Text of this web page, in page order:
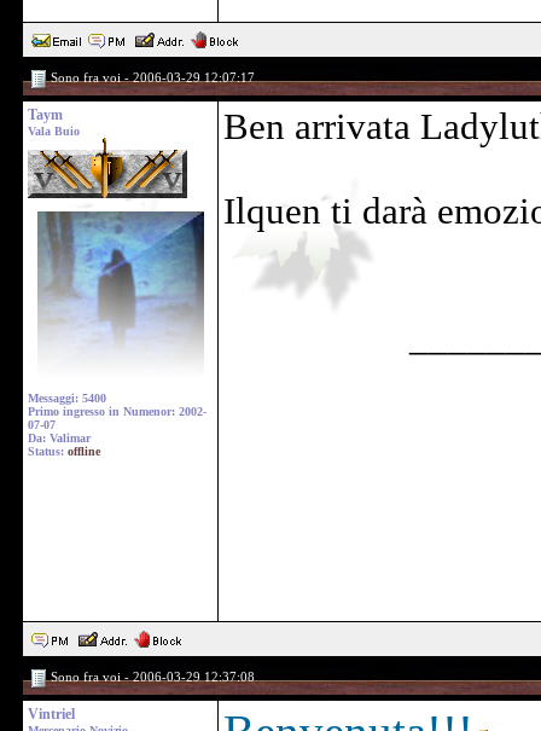
Sono fra voi - 2006-03-29 12:07:17
Taym
Vala Buio
Messaggi: 5400
Primo ingresso in Numenor: 2002-
07-07
Da: Valimar
Status: offline
Ben arrivata
Ilquen ti darà
Sono fra voi - 2006-03-29 12:37:08
Vintriel